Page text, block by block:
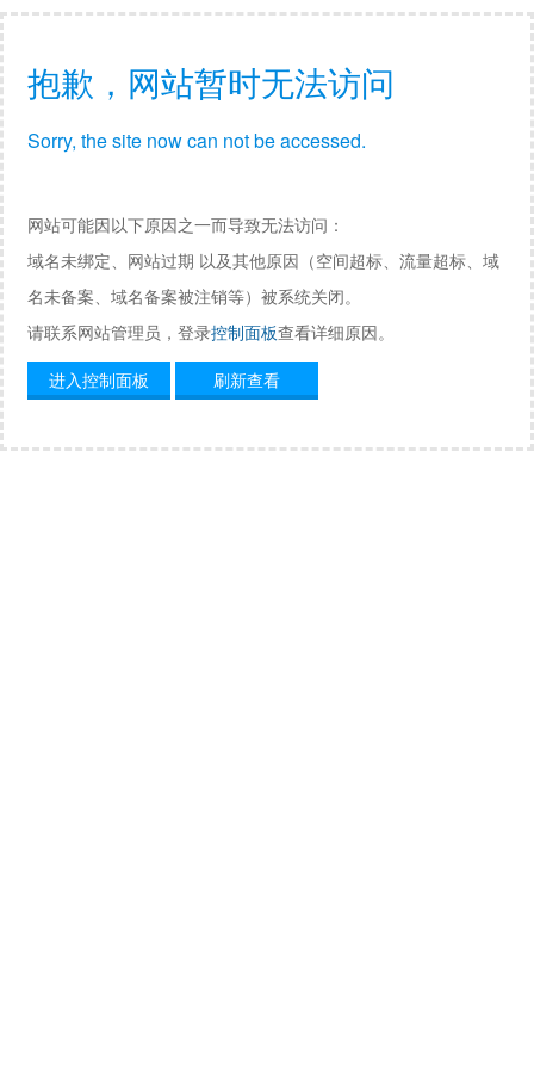
抱歉，网站暂时无法访问
Sorry, the site now can not be accessed.
网站可能因以下原因之一而导致无法访问：
域名未绑定、网站过期 以及其他原因（空间超标、流量超标、域
名未备案、域名备案被注销等）被系统关闭。
请联系网站管理员，登录控制面板查看详细原因。
进入控制面板
刷新查看